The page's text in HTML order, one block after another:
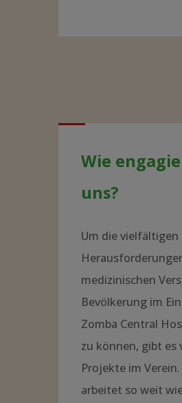
Wie
uns?
Um die vielfältigen
medizinischen
Bevölkerung im
Zomba Central
zu können, gibt es
Projekte im
arbeitet so weit